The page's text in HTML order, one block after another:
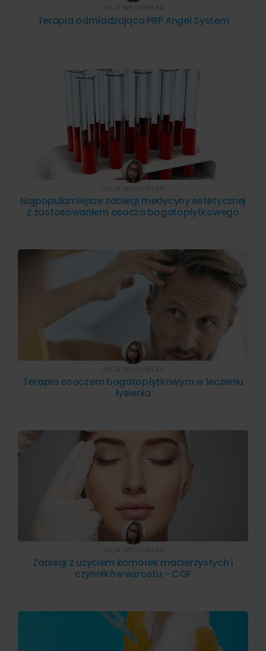
Terapia odmładzająca PRP Angel System
JULIA WŁOSIŃSKA
Najpopularniejsze zabiegi medycyny estetycznej
z zastosowaniem osocza bogatopłytkowego
JULIA WŁOSIŃSKA
Terapia osoczem bogatopłytkowym w leczeniu
łysienia
JULIA WŁOSIŃSKA
Zabiegi z użyciem komórek macierzystych i
czynników wzrostu - CGF
JULIA WŁOSIŃSKA